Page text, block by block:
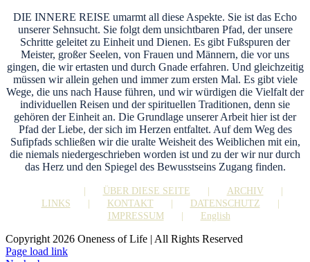
DIE INNERE REISE umarmt all diese Aspekte. Sie ist das Echo
unserer Sehnsucht. Sie folgt dem unsichtbaren Pfad, der unsere
Schritte geleitet zu Einheit und Dienen. Es gibt Fußspuren der
Meister, großer Seelen, von Frauen und Männern, die vor uns
gingen, die wir ertasten und durch Gnade erfahren. Und gleichzeitig
müssen wir allein gehen und immer zum ersten Mal. Es gibt viele
Wege, die uns nach Hause führen, und wir würdigen die Vielfalt der
individuellen Reisen und der spirituellen Traditionen, denn sie
gehören der Einheit an. Die Grundlage unserer Arbeit hier ist der
Pfad der Liebe, der sich im Herzen entfaltet. Auf dem Weg des
Sufipfads schließen wir die uralte Weisheit des Weiblichen mit ein,
die niemals niedergeschrieben worden ist und zu der wir nur durch
das Herz und den Spiegel des Bewusstseins Zugang finden.
ÜBER DIESE SEITE
ARCHIV
LINKS
KONTAKT
DATENSCHUTZ
IMPRESSUM
English
Copyright 2026 Oneness of Life | All Rights Reserved
Page load link